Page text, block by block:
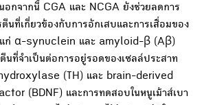
อกจากนี้ CGA และ NCGA ยังช่วยลดการ
นที่เกี่ยวข้องกับการอักเสบและการเสื่อมของ
แก่ α-synuclein และ amyloid-β (Aβ)
นที่จำเป็นต่อการอยู่รอดของเซลล์ประสาท
(TH) และ brain-derived
(BDNF) และการทดสอบในหนูเม้าส์เบา